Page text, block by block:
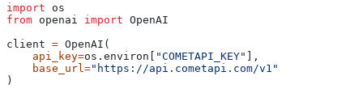
import os
from openai import OpenAI
client = OpenAI(
    api_key
=os.environ[ "COMETAPI_KEY" ],
    base_url
="https://api.cometapi.com/v1"
)